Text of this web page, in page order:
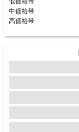
中価格帯
高価格帯